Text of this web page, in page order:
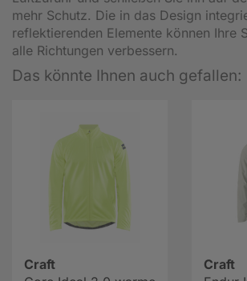
mehr Schutz. Die in das Design
reflektierenden Elemente können Ihre
alle Richtungen verbessern.
Das könnte Ihnen auch gefallen:
Craft
Craft